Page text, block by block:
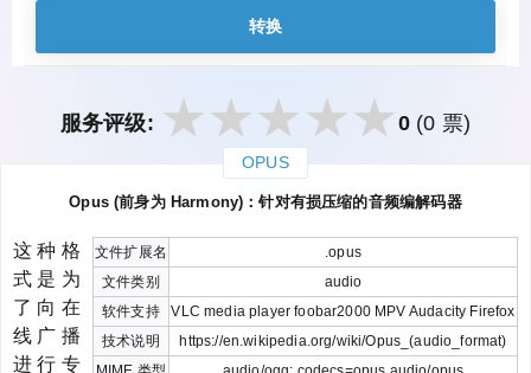
转换
服务评级: 0 (0 票)
OPUS
Opus (前身为 Harmony)：针对有损压缩的音频编解码器
文件扩展名
.opus
文件类别
audio
软件支持
VLC media player foobar2000 MPV Audacity Firefox
技术说明
https://en.wikipedia.org/wiki/Opus_(audio_format)
这种格
式是为
了向在
线广播
进行专